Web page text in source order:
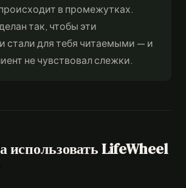
в промежутках.
так, чтобы эти
стали для тебя читаемыми — и
не чувствовал слежки.
использовать LifeWheel